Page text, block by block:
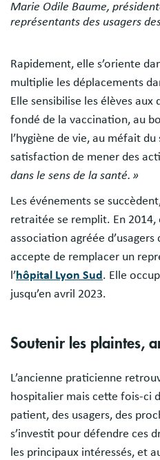
Marie Odile Baume,
représentants des usagers
Rapidement, elle s’oriente
multiplie les déplacements
Elle sensibilise les élèves
fondé de la vaccination, au
l’hygiène de vie, au méfait
satisfaction de mener des
dans le sens de la santé. »
Les événements se
retraitée se remplit. En 2014,
association agréée
accepte de remplacer un
l’hôpital Lyon Sud . Elle
jusqu’en avril 2023.
Soutenir les plaintes,
L’ancienne praticienne
hospitalier mais cette fois-ci
patient, des usagers, des
s’investit pour défendre ces
les principaux intéressés, et